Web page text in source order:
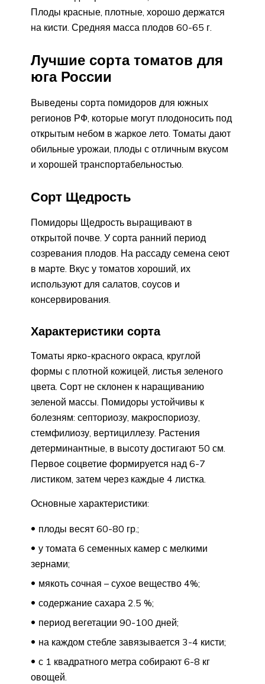
Плоды красные, плотные, хорошо держатся
на кисти. Средняя масса плодов 60-65 г.
Лучшие сорта томатов для
юга России
Выведены сорта помидоров для южных
регионов РФ, которые могут плодоносить под
открытым небом в жаркое лето. Томаты дают
обильные урожаи, плоды с отличным вкусом
и хорошей транспортабельностью.
Сорт Щедрость
Помидоры Щедрость выращивают в
открытой почве. У сорта ранний период
созревания плодов. На рассаду семена сеют
в марте. Вкус у томатов хороший, их
используют для салатов, соусов и
консервирования.
Характеристики сорта
Томаты ярко-красного окраса, круглой
формы с плотной кожицей, листья зеленого
цвета. Сорт не склонен к наращиванию
зеленой массы. Помидоры устойчивы к
болезням: септориозу, макроспориозу,
стемфилиозу, вертициллезу. Растения
детерминантные, в высоту достигают 50 см.
Первое соцветие формируется над 6-7
листиком, затем через каждые 4 листка.
Основные характеристики:
плоды весят 60-80 гр.;
у томата 6 семенных камер с мелкими
зернами;
мякоть сочная – сухое вещество 4%;
содержание сахара 2.5 %;
период вегетации 90-100 дней;
на каждом стебле завязывается 3-4 кисти;
с 1 квадратного метра собирают 6-8 кг
овощей.